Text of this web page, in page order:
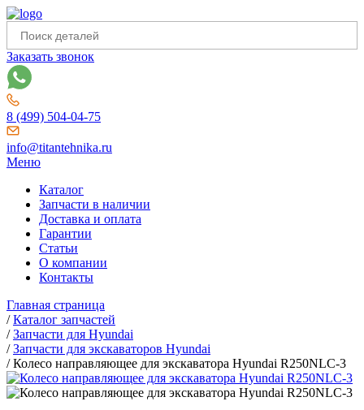
Заказать звонок
8 (499) 504-04-75
info@titantehnika.ru
Меню
Каталог
Запчасти в наличии
Доставка и оплата
Гарантии
Статьи
О компании
Контакты
Главная страница
/Каталог запчастей
/Запчасти для Hyundai
/Запчасти для экскаваторов Hyundai
/Колесо направляющее для экскаватора Hyundai R250NLC-3